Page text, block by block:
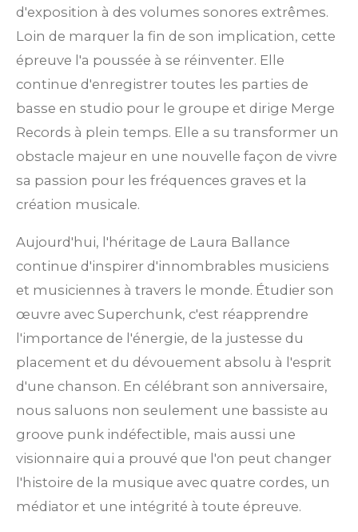
d'exposition à des volumes sonores extrêmes.
Loin de marquer la fin de son implication, cette
épreuve l'a poussée à se réinventer. Elle
continue d'enregistrer toutes les parties de
basse en studio pour le groupe et dirige Merge
Records à plein temps. Elle a su transformer un
obstacle majeur en une nouvelle façon de vivre
sa passion pour les fréquences graves et la
création musicale.
Aujourd'hui, l'héritage de Laura Ballance
continue d'inspirer d'innombrables musiciens
et musiciennes à travers le monde. Étudier son
œuvre avec Superchunk, c'est réapprendre
l'importance de l'énergie, de la justesse du
placement et du dévouement absolu à l'esprit
d'une chanson. En célébrant son anniversaire,
nous saluons non seulement une bassiste au
groove punk indéfectible, mais aussi une
visionnaire qui a prouvé que l'on peut changer
l'histoire de la musique avec quatre cordes, un
médiator et une intégrité à toute épreuve.